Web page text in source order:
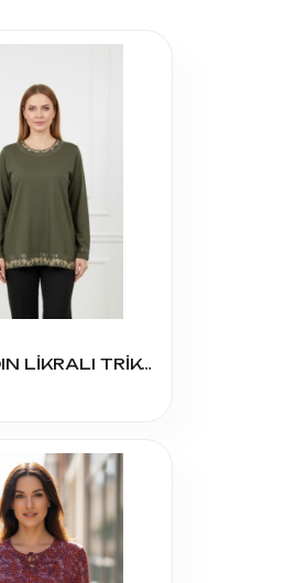
2020 KADIN LİKRALI TRİKO YAKA TAŞLI BLUZ